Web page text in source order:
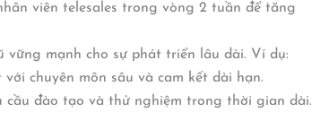
viên telesales trong vòng 2 tuần để tăng
vững mạnh cho sự phát triển lâu dài. Ví dụ:
chuyên môn sâu và cam kết dài hạn.
đào tạo và thử nghiệm trong thời gian dài.